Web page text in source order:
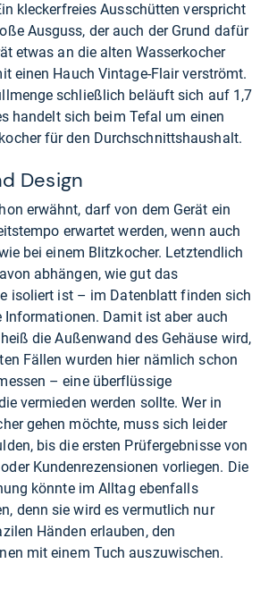
kleckerfreies Ausschütten verspricht
Ausguss, der auch der Grund dafür
etwas an die alten Wasserkocher
einen Hauch Vintage-Flair verströmt.
schließlich beläuft sich auf 1,7
handelt sich beim Tefal um einen
für den Durchschnittshaushalt.
Design
erwähnt, darf von dem Gerät ein
erwartet werden, wenn auch
bei einem Blitzkocher. Letztendlich
abhängen, wie gut das
isoliert ist – im Datenblatt finden sich
Informationen. Damit ist aber auch
die Außenwand des Gehäuse wird,
Fällen wurden hier nämlich schon
– eine überflüssige
vermieden werden sollte. Wer in
gehen möchte, muss sich leider
bis die ersten Prüfergebnisse von
Kundenrezensionen vorliegen. Die
könnte im Alltag ebenfalls
denn sie wird es vermutlich nur
Händen erlauben, den
mit einem Tuch auszuwischen.